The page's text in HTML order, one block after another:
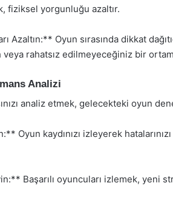
fiziksel yorgunluğu azaltır.
Azaltın:** Oyun sırasında dikkat
rahatsız edilmeyeceğiniz bir
Analizi
analiz etmek, gelecekteki oyun
Oyun kaydınızı izleyerek
Başarılı oyuncuları izlemek, yeni